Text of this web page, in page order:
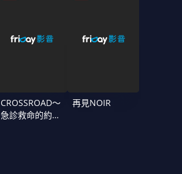
CROSSROAD～
急診救命的約定
再見NOIR